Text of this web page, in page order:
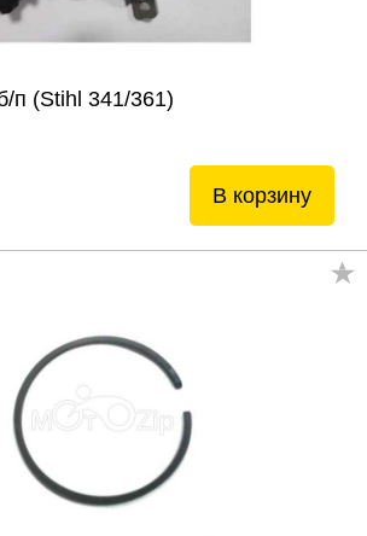
п (Stihl 341/361)
В корзину